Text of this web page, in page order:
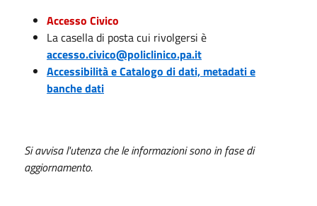
Accesso Civico
La casella di posta cui rivolgersi è
accesso.civico@policlinico.pa.it
Accessibilità e Catalogo di dati, metadati e
banche dati
Si avvisa l'utenza che le informazioni sono in fase di
aggiornamento.